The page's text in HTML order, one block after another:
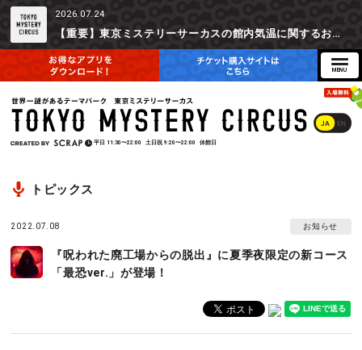
2026.07.24
【重要】東京ミステリーサーカスの館内気温に関するお詫びとご参加辞退時の返金対応について
JA EN
平日 11:30〜22:00 土日祝 9:20〜22:00 休館日
トピックス
2022.07.08 お知らせ
『呪われた廃工場からの脱出』に夏季夜限定の新コース
「最恐ver.」が登場！